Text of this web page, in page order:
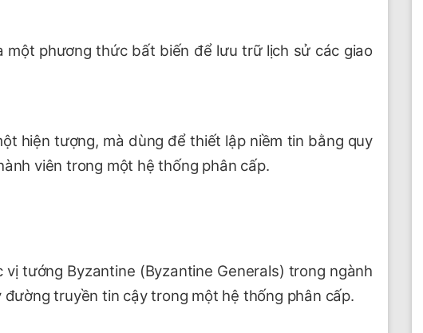
một phương thức bất biến để lưu trữ lịch sử các giao
hiện tượng, mà dùng để thiết lập niềm tin bằng quy
viên trong một hệ thống phân cấp.
tướng Byzantine (Byzantine Generals) trong ngành
đường truyền tin cậy trong một hệ thống phân cấp.